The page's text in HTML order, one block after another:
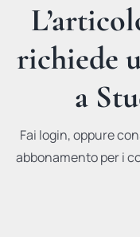
Promozioni
Newsletter
IN
richiede
a
Fai login, oppure
abbonamento per i